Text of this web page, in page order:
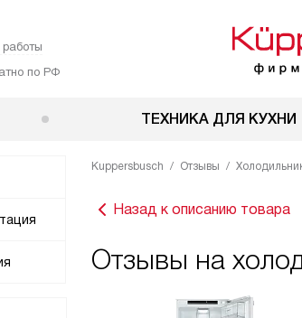
по РФ
ТЕХНИКА ДЛЯ КУХНИ
Kuppersbusch Отзывы
Назад к описанию товара
Отзывы на